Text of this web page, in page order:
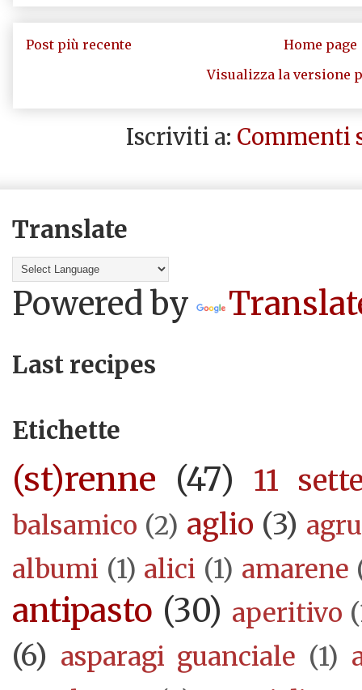
Post più recente
Home page
Visualizza la versione
Iscriviti a: Commenti
Translate
Powered by
Last recipes
Etichette
(st)renne (47) 11
balsamico (2) aglio (3)
albumi (1) alici (1) amarene
antipasto (30) aperitivo
(6) asparagi guanciale (1)